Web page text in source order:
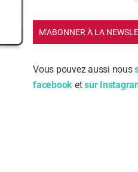
M'ABONNER À LA
Vous pouvez aussi nous
facebook etsur